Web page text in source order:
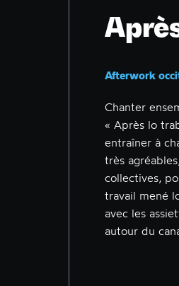
Afterwork
Chanter
« Après lo
entraîner à
très
collectives,
travail mené
avec les
autour du